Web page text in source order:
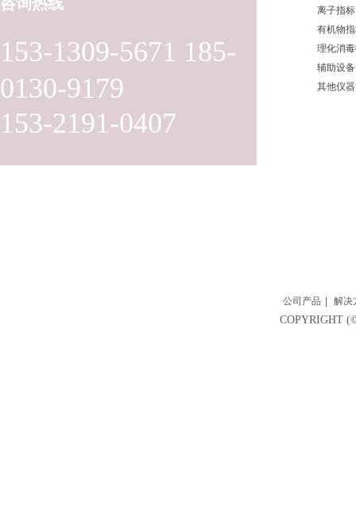
153-1309-5671 185-
0130-9179
153-2191-0407
离子指标
有机物
理化消
辅助设备
其他仪器
公司产品 解决
COPYRIGHT